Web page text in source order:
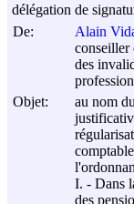
De:
Alain
conseiller
des
Objet:
au nom
I. - Dans
des
délégation de